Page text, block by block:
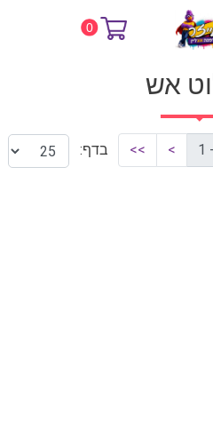
0
אש
>
>> בדף: